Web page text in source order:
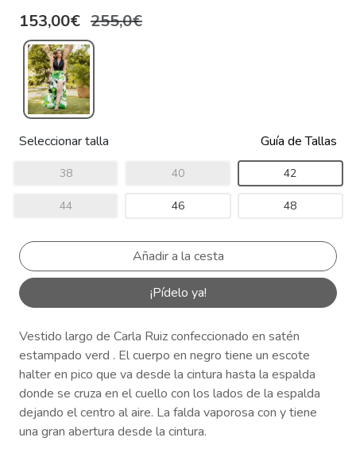
153,00€ 255,0€
Seleccionar talla Guía de Tallas
38 40 42
44 46 48
¡Pídelo ya!
Vestido largo de Carla Ruiz confeccionado en satén
estampado verd . El cuerpo en negro tiene un escote
halter en pico que va desde la cintura hasta la espalda
donde se cruza en el cuello con los lados de la espalda
dejando el centro al aire. La falda vaporosa con y tiene
una gran abertura desde la cintura.